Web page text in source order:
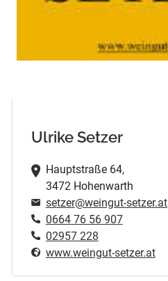
Ulrike Setzer
Hauptstraße 64,
3472 Hohenwarth
setzer@weingut-setzer.at
0664 76 56 907
02957 228
www.weingut-setzer.at